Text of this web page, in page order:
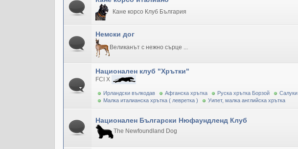
Кане корсо Клуб България
Немски дог
Великанът с нежно сърце ...
Национален клуб "Хрътки"
FCI X
Ирландски вълкодав Афганска хрътка Руска хрътка Борзой
Салуки
Малка италианска хрътка ( левретка )
Уипет, малка английска хрътка
Национален Български Нюфаундленд Клуб
The Newfoundland Dog